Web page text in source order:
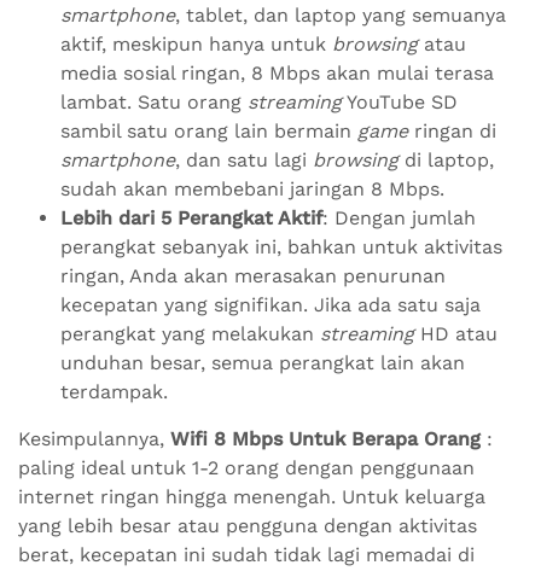
smartphone, tablet, dan laptop yang semuanya
aktif, meskipun hanya untuk browsingatau
media sosial ringan, 8 Mbps akan mulai terasa
lambat. Satu orang streamingYouTube SD
sambil satu orang lain bermain gameringan di
smartphone, dan satu lagi browsingdi laptop,
sudah akan membebani jaringan 8 Mbps.
Lebih dari 5 Perangkat Aktif: Dengan jumlah
perangkat sebanyak ini, bahkan untuk aktivitas
ringan, Anda akan merasakan penurunan
kecepatan yang signifikan. Jika ada satu saja
perangkat yang melakukan streamingHD atau
unduhan besar, semua perangkat lain akan
terdampak.
Kesimpulannya, Wifi 8 Mbps Untuk Berapa Orang:
paling ideal untuk 1-2 orang dengan penggunaan
internet ringan hingga menengah. Untuk keluarga
yang lebih besar atau pengguna dengan aktivitas
berat, kecepatan ini sudah tidak lagi memadai di